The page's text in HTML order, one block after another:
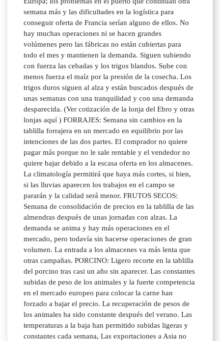
semana más y las dificultades en la logística para
conseguir oferta de Francia serían alguno de ellos. No
hay muchas operaciones ni se hacen grandes
volúmenes pero las fábricas no están cubiertas para
todo el mes y mantienen la demanda. Siguen subiendo
con fuerza las cebadas y los trigos blandos. Sube con
menos fuerza el maíz por la presión de la cosecha. Los
trigos duros siguen al alza y están buscados después de
unas semanas con una tranquilidad y con una demanda
desparecida. (Ver cotización de la lonja del Ebro y otras
lonjas aquí ) FORRAJES: Semana sin cambios en la
tablilla forrajera en un mercado en equilibrio por las
intenciones de las dos partes. El comprador no quiere
pagar más porque no le sale rentable y el vendedor no
quiere bajar debido a la escasa oferta en los almacenes.
La climatología permitirá que haya más cortes, si bien,
si las lluvias aparecen los trabajos en el campo se
pararán y la calidad será menor. FRUTOS SECOS:
Semana de consolidación de precios en la tablilla de las
almendras después de unas jornadas con alzas. La
demanda se anima y hay más operaciones en el
mercado, pero todavía sin hacerse operaciones de gran
volumen. La entrada a los almacenes va más lenta que
otras campañas. PORCINO: Ligero recorte en la tablilla
del porcino tras casi un año sin aparecer. Las constantes
subidas de peso de los animales y la fuerte competencia
en el mercado europeo para colocar la carne han
forzado a bajar el precio. La recuperación de pesos de
los animales ha sido constante después del verano. Las
temperaturas a la baja han permitido subidas ligeras y
constantes cada semana, Las exportaciones a Asia no